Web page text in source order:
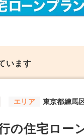
います
エリア 東京都練馬
の住宅ロー